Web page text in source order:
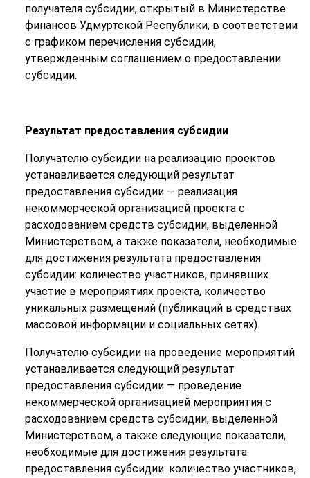
получателя субсидии, открытый в Министерстве
финансов Удмуртской Республики, в соответствии
с графиком перечисления субсидии,
утвержденным соглашением о предоставлении
субсидии.
Результат предоставления субсидии
Получателю субсидии на реализацию проектов
устанавливается следующий результат
предоставления субсидии — реализация
некоммерческой организацией проекта с
расходованием средств субсидии, выделенной
Министерством, а также показатели, необходимые
для достижения результата предоставления
субсидии: количество участников, принявших
участие в мероприятиях проекта, количество
уникальных размещений (публикаций в средствах
массовой информации и социальных сетях).
Получателю субсидии на проведение мероприятий
устанавливается следующий результат
предоставления субсидии — проведение
некоммерческой организацией мероприятия с
расходованием средств субсидии, выделенной
Министерством, а также следующие показатели,
необходимые для достижения результата
предоставления субсидии: количество участников,